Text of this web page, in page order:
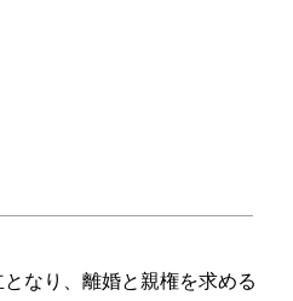
なり、離婚と親権を求める